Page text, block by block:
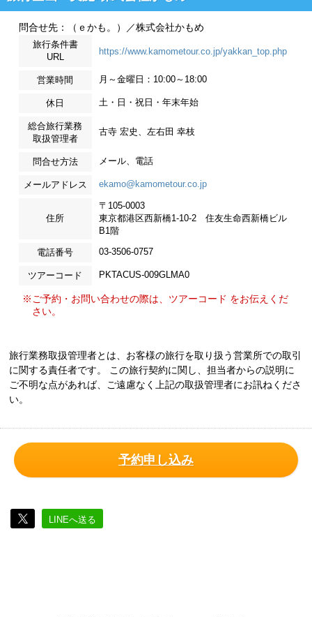
問合せ先：（ｅかも。）／株式会社かもめ
旅行条件書
URL
https://www.kamometour.co.jp/yakkan_top.php
営業時間 月～金曜日：10:00～18:00
休日 土・日・祝日・年末年始
総合旅行業務
取扱管理者
古寺 宏史、左右田 幸枝
問合せ方法 メール、電話
メールアドレス ekamo@kamometour.co.jp
住所
〒105-0003
東京都港区西新橋1-10-2 住友生命西新橋ビル
B1階
電話番号 03-3506-0757
ツアーコード PKTACUS-009GLMA0
※ご予約・お問い合わせの際は、ツアーコード をお伝えくだ
さい。
旅行業務取扱管理者とは、お客様の旅行を取り扱う営業所での取引
に関する責任者です。 この旅行契約に関し、担当者からの説明に
ご不明な点があれば、ご遠慮なく上記の取扱管理者にお訊ねくださ
い。
予約申し込み
LINEへ送る